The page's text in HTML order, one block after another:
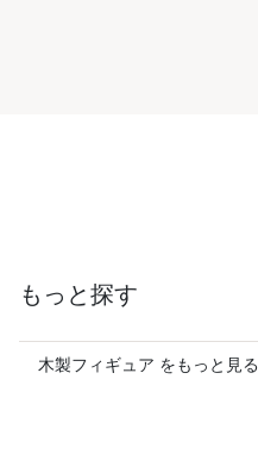
もっと探す
木製フィギュア をもっと見る